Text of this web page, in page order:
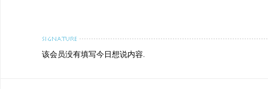
该会员没有填写今日想说内容.